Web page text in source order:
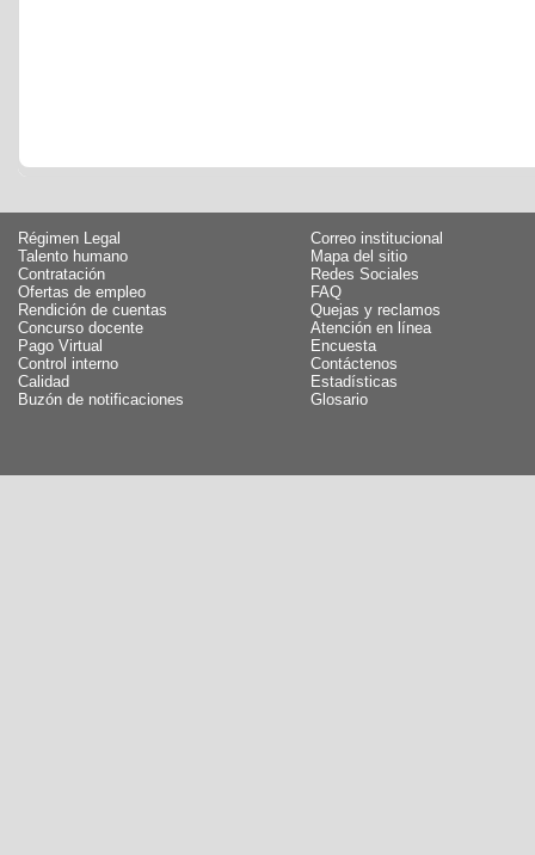
Régimen Legal
Talento humano
Contratación
Ofertas de empleo
Rendición de cuentas
Concurso docente
Pago Virtual
Control interno
Calidad
Buzón de notificaciones
Correo institucional
Mapa del sitio
Redes Sociales
FAQ
Quejas y reclamos
Atención en línea
Encuesta
Contáctenos
Estadísticas
Glosario